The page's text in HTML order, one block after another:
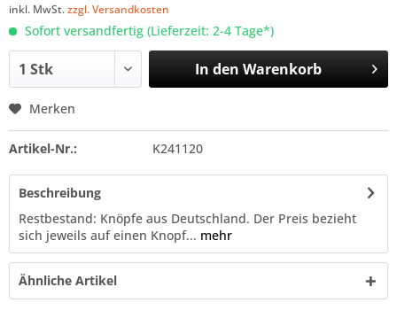
inkl. MwSt.zzgl. Versandkosten
Sofort versandfertig (Lieferzeit: 2-4 Tage*)
In den Warenkorb
Merken
Artikel-Nr.: K241120
Beschreibung
Restbestand: Knöpfe aus Deutschland. Der Preis bezieht
sich jeweils auf einen Knopf... mehr
Ähnliche Artikel